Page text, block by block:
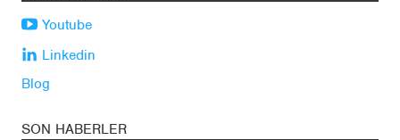
Youtube
Linkedin
Blog
SON HABERLER